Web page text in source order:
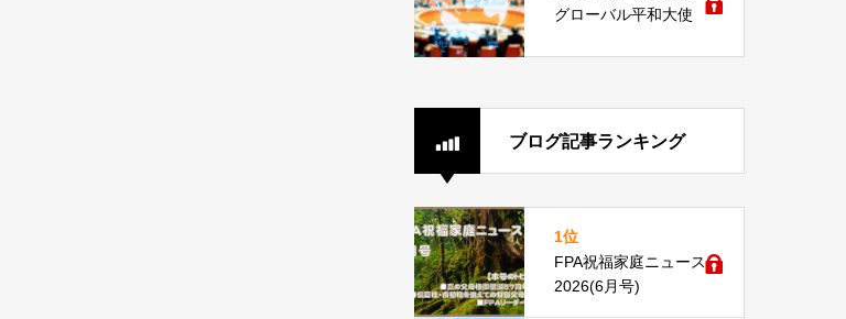
グローバル平和大使
ブログ記事ランキング
1位
FPA祝福家庭ニュース
2026(6月号)